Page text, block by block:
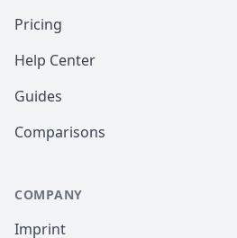
Pricing
Help Center
Guides
Comparisons
COMPANY
Imprint